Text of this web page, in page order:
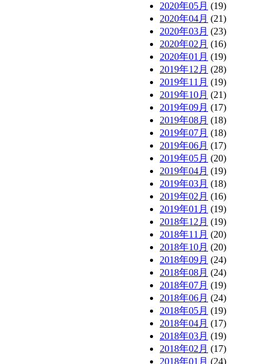
2020年05月 (19)
2020年04月 (21)
2020年03月 (23)
2020年02月 (16)
2020年01月 (19)
2019年12月 (28)
2019年11月 (19)
2019年10月 (21)
2019年09月 (17)
2019年08月 (18)
2019年07月 (18)
2019年06月 (17)
2019年05月 (20)
2019年04月 (19)
2019年03月 (18)
2019年02月 (16)
2019年01月 (19)
2018年12月 (19)
2018年11月 (20)
2018年10月 (20)
2018年09月 (24)
2018年08月 (24)
2018年07月 (19)
2018年06月 (24)
2018年05月 (19)
2018年04月 (17)
2018年03月 (19)
2018年02月 (17)
2018年01月 (24)